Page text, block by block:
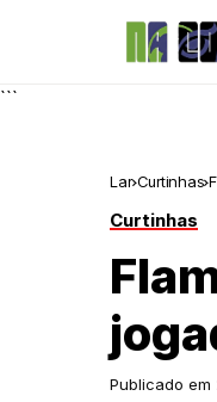
```
Lar Curtinhas
Curtinhas
Publicado em